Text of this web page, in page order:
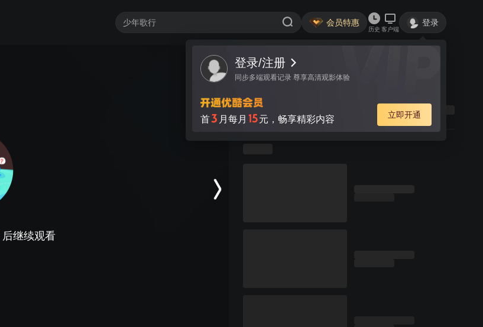
会员特惠
历史 客户端
登录
登录/注册
同步多端观看记录 尊享高清观影体验
首3 月每月 15元，畅享精彩内容 立即开通
后继续观看